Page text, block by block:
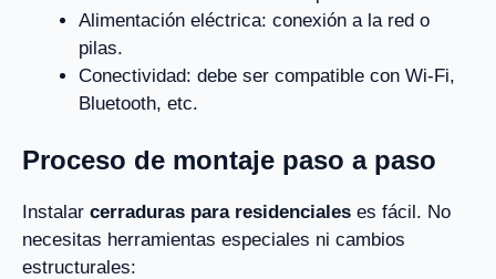
Alimentación eléctrica: conexión a la red o
pilas.
Conectividad: debe ser compatible con Wi-Fi,
Bluetooth, etc.
Proceso de montaje paso a paso
Instalar cerraduras para residenciales es fácil. No
necesitas herramientas especiales ni cambios
estructurales: